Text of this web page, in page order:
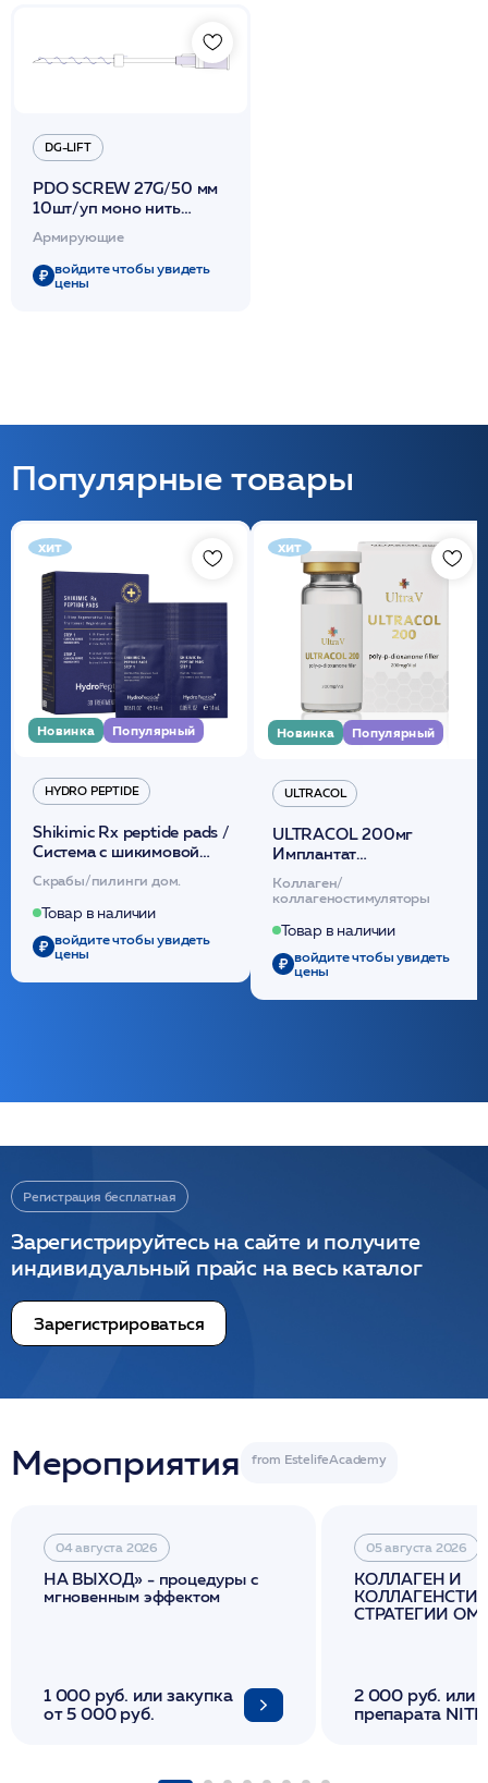
DG-LIFT
PDO SCREW 27G/50 мм
10шт/уп моно нить
скрученная в спираль из
полидиоксанона /DG-lift
Армирующие
войдите чтобы увидеть
цены
Популярные товары
хит
Новинка Популярный
HYDRO PEPTIDE
Shikimic Rx peptide pads /
Cистема с шикимовой
кислотой обновляющая
(30шт) /HP
Скрабы/пилинги дом.
Товар в наличии
войдите чтобы увидеть
цены
хит
Новинка Популярный
ULTRACOL
ULTRACOL 200мг
Имплантат
внутридермальный,
стерильный на основе
полидиоксанона
/ULTRACOL
Коллаген/
коллагеностимуляторы
Товар в наличии
войдите чтобы увидеть
цены
Регистрация бесплатная
Зарегистрируйтесь на сайте и получите
индивидуальный прайс на весь каталог
Зарегистрироваться
Мероприятия
04 августа 2026
НА ВЫХОД» - процедуры с
мгновенным эффектом
1 000 руб. или закупка
от 5 000 руб.
05 августа 2026
КОЛЛАГЕН И
СТРАТЕГИИ
2 000 руб. или
препарата